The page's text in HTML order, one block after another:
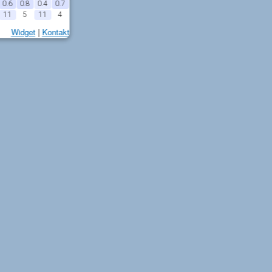
0.6 0.8 0.4 0.7
11 5 11 4
Widget| Kontakt